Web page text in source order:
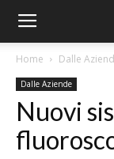
Home Dalle
Dalle Aziende
Nuovi